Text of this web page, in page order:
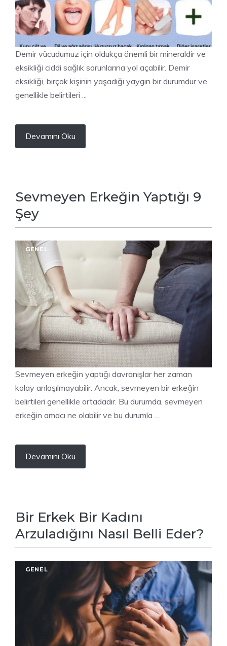
Demir vücudumuz için oldukça önemli bir mineraldir ve
eksikliği ciddi sağlık sorunlarına yol açabilir. Demir
eksikliği, birçok kişinin yaşadığı yaygın bir durumdur ve
genellikle belirtileri ...
Devamını Oku
Sevmeyen Erkeğin Yaptığı 9
Şey
GENEL
Sevmeyen erkeğin yaptığı davranışlar her zaman
kolay anlaşılmayabilir. Ancak, sevmeyen bir erkeğin
belirtileri genellikle ortadadır. Bu durumda, sevmeyen
erkeğin amacı ne olabilir ve bu durumla ...
Devamını Oku
Bir Erkek Bir Kadını
Arzuladığını Nasıl Belli Eder?
GENEL